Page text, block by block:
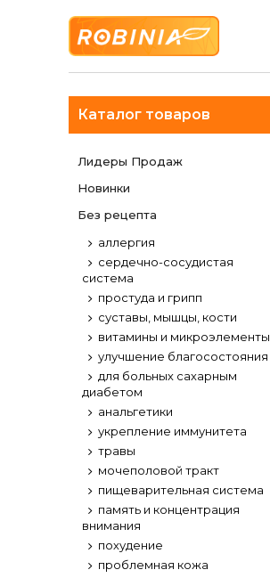
Каталог товаров
Лидеры Продаж
Новинки
Без рецепта
аллергия
сердечно-сосудистая
система
простуда и грипп
суставы, мышцы, кости
витамины и микроэлементы
улучшение благосостояния
для больных сахарным
диабетом
анальгетики
укрепление иммунитета
травы
мочеполовой тракт
пищеварительная система
память и концентрация
внимания
похудение
проблемная кожа